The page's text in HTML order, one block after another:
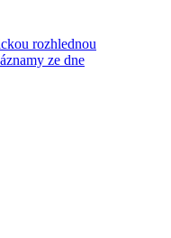
rozhlednou
ze dne